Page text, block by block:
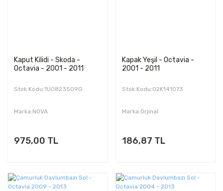
Kaput Kilidi - Skoda -
Octavia - 2001 - 2011
Stok Kodu:1U0823509G
Marka:NOVA
975,00 TL
Kapak Yeşil - Octavia -
2001 - 2011
Stok Kodu:02K141073
Marka:Orjinal
186,87 TL